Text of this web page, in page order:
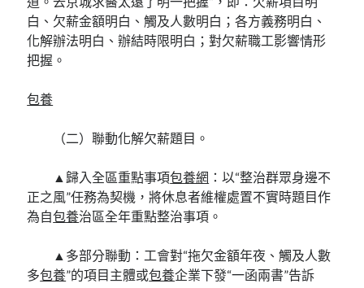
白、欠薪金額明白、觸及人數明白；各方義務明白、
化解辦法明白、辦結時限明白；對欠薪職工影響情形
把握。
包養
（二）聯動化解欠薪題目。
▲歸入全區重點事項包養網 ：以“整治群眾身邊不
正之風”任務為契機，將休息者維權處置不實時題目作
為自包養治區全年重點整治事項。
▲多部分聯動：工會對“拖欠金額年夜、觸及人數
多包養”的項目主體或包養企業下發“一函兩書”告訴